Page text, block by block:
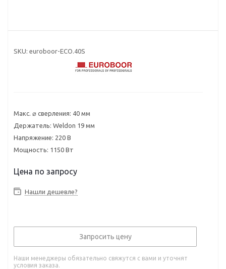
SKU: euroboor-ECO.40S
Макс. ⌀ сверления: 40 мм
Держатель: Weldon 19 мм
Напряжение: 220 В
Мощность: 1150 Вт
Нашли дешевле?
Запросить цену
Наши менеджеры обязательно свяжутся с вами и уточнят
условия заказа.